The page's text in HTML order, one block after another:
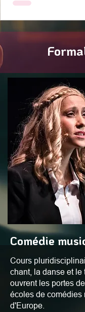
Comédie
Cours
chant, la danse et le
ouvrent les portes
écoles de comédies
d'Europe.